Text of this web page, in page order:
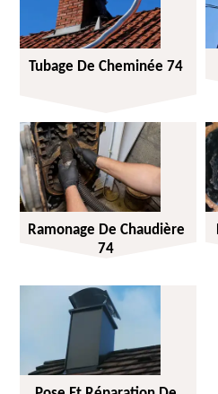
Tubage De Cheminée 74
Ramonage De Chaudière
74